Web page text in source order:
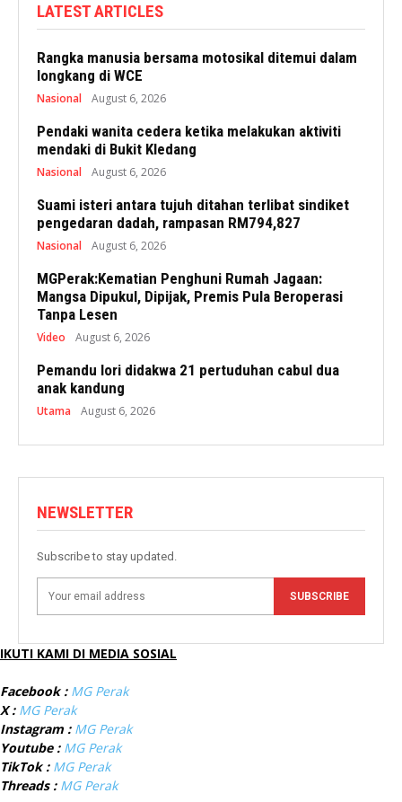
LATEST ARTICLES
Rangka manusia bersama motosikal ditemui dalam
longkang di WCE
Nasional August 6, 2026
Pendaki wanita cedera ketika melakukan aktiviti
mendaki di Bukit Kledang
Nasional August 6, 2026
Suami isteri antara tujuh ditahan terlibat sindiket
pengedaran dadah, rampasan RM794,827
Nasional August 6, 2026
MGPerak:Kematian Penghuni Rumah Jagaan:
Mangsa Dipukul, Dipijak, Premis Pula Beroperasi
Tanpa Lesen
Video August 6, 2026
Pemandu lori didakwa 21 pertuduhan cabul dua
anak kandung
Utama August 6, 2026
NEWSLETTER
Subscribe to stay updated.
SUBSCRIBE
IKUTI KAMI DI MEDIA SOSIAL
Facebook : MG Perak
X : MG Perak
Instagram : MG Perak
Youtube : MG Perak
TikTok : MG Perak
Threads : MG Perak